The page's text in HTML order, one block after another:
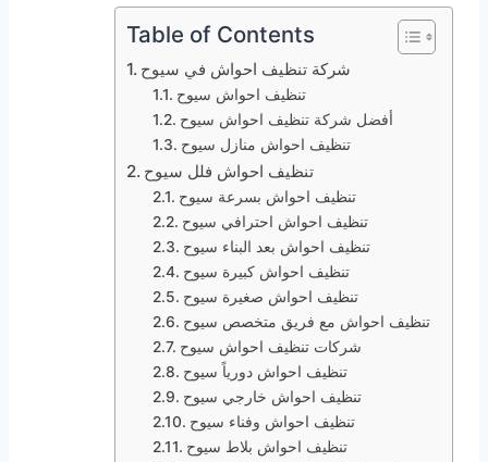
Table of Contents
شركة تنظيف احواش في سيوح
تنظيف احواش سيوح
أفضل شركة تنظيف احواش سيوح
تنظيف احواش منازل سيوح
تنظيف احواش فلل سيوح
تنظيف احواش بسرعة سيوح
تنظيف احواش احترافي سيوح
تنظيف احواش بعد البناء سيوح
تنظيف احواش كبيرة سيوح
تنظيف احواش صغيرة سيوح
تنظيف احواش مع فريق متخصص سيوح
شركات تنظيف احواش سيوح
تنظيف احواش دورياً سيوح
تنظيف احواش خارجي سيوح
تنظيف احواش وفناء سيوح
تنظيف احواش بلاط سيوح